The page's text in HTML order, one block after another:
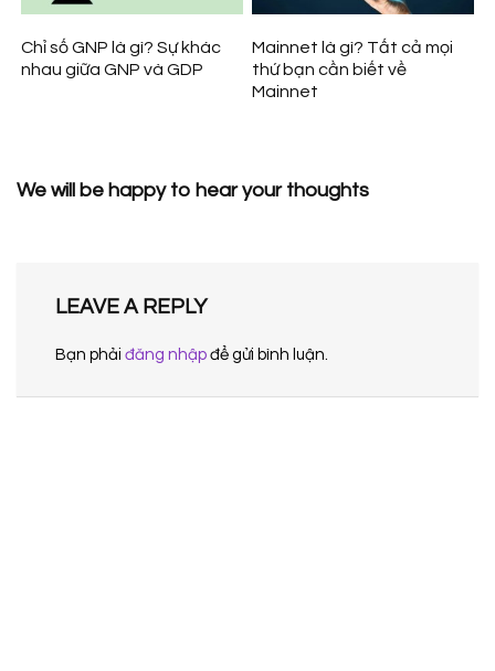
Chỉ số GNP là gì? Sự khác
nhau giữa GNP và GDP
Mainnet là gì? Tất cả mọi
thứ bạn cần biết về
Mainnet
We will be happy to hear your thoughts
LEAVE A REPLY
Bạn phải đăng nhập để gửi bình luận.